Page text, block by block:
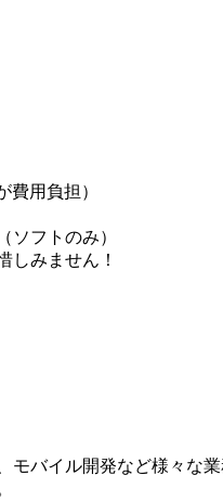
費用負担）
ソフトのみ）
しみません！
バイル開発など様々な業